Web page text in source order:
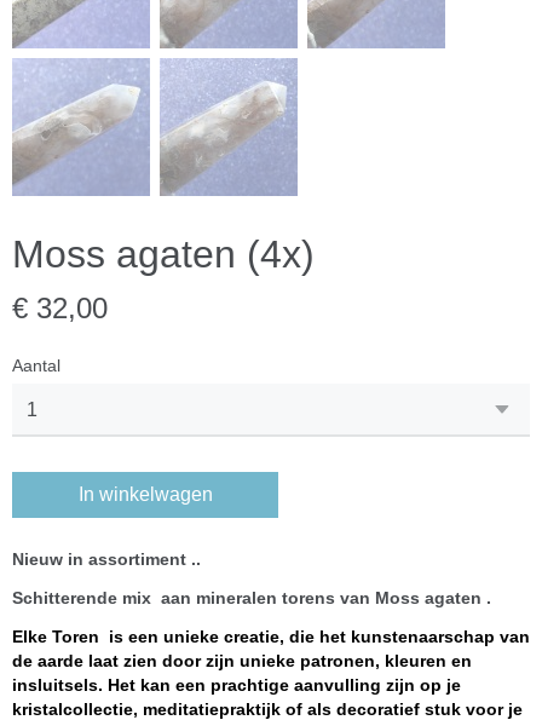
Moss agaten (4x)
€ 32,00
Aantal
In winkelwagen
Nieuw in assortiment ..
Schitterende mix aan mineralen torens van Moss agaten .
Elke Toren is een unieke creatie, die het kunstenaarschap van
de aarde laat zien door zijn unieke patronen, kleuren en
insluitsels. Het kan een prachtige aanvulling zijn op je
kristalcollectie, meditatiepraktijk of als decoratief stuk voor je